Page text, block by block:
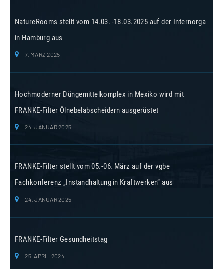
NatureRooms stellt vom 14.03. -18.03.2025 auf der Internorga
in Hamburg aus
7. MÄRZ 2025
Hochmoderner Düngemittelkomplex in Mexiko wird mit
FRANKE-Filter Ölnebelabscheidern ausgerüstet
24. JANUAR 2025
FRANKE-Filter stellt vom 05.-06. März auf der vgbe
Fachkonferenz „Instandhaltung in Kraftwerken“ aus
24. JANUAR 2025
FRANKE-Filter Gesundheitstag
25. APRIL 2024